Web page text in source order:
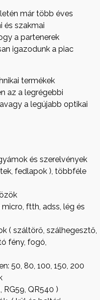
már több éves
és szakmai
a partenerek
igazodunk a piac
termékek
az a legrégebbi
a legújabb optikai
és szerelvények
fedlapok ), többféle
ftth, adss, lég és
( száltörő, szálhegesztő,
fény, fogó,
50, 80, 100, 150, 200
RG59, QR540 )